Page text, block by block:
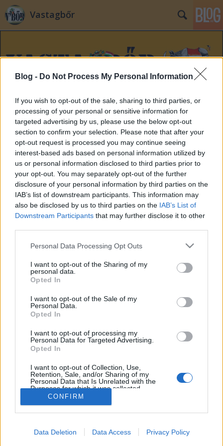
Blog - Do Not Process My Personal Information
If you wish to opt-out of the sale, sharing to third parties, or
processing of your personal or sensitive information for
targeted advertising by us, please use the below opt-out
section to confirm your selection. Please note that after your
opt-out request is processed you may continue seeing
interest-based ads based on personal information utilized by
us or personal information disclosed to third parties prior to
your opt-out. You may separately opt-out of the further
disclosure of your personal information by third parties on the
IAB’s list of downstream participants. This information may
also be disclosed by us to third parties on the IAB’s List of
Downstream Participants that may further disclose it to other
Please note that this website/app uses one or more Google
not limited to your visit or usage behaviour. You may click to
grant or deny consent to Google and its third-party tags to
use your data for below specified purposes in below Google
consent section.
Personal Data Processing Opt Outs
I want to opt-out of the Sharing of my
personal data.
Opted In
I want to opt-out of the Sale of my
Personal Data.
Opted In
I want to opt-out of processing my
Personal Data for Targeted Advertising.
Opted In
I want to opt-out of Collection, Use,
Retention, Sale, and/or Sharing of my
Personal Data that Is Unrelated with the
Purposes for which it was collected.
Opted Out
I want to allow Google to enable storage
CONFIRM
Data Deletion Data Access Privacy Policy
Vastagbőr
Címkék»összefogás
Ezt direkt csinálják, nem akarnak ők
semmilyen kormányváltást
zero• 2014. február 19.
"Megállapodtak az összefogás pártjai a Modern
Magyarország Mozgalommal szerdán. Bokros Lajos
pártja kívülről támogatja az ellenzéki szövetséget.
kértek. Azt mondta:…
TÉNY
laspalmas•2012. december 05.
Vannak, akik már megkapták a Békemenet-szervező
CÖF által ígért "kiadványt", melyben Csizmadia
László szerint elemezni fogják „az elmúlt 8 évben
történeteket”. Sajnos, mi nem vagyunk a
szerencsések között, de valaki volt olyan kedves, és
elküldte nekünk. Azóta is…